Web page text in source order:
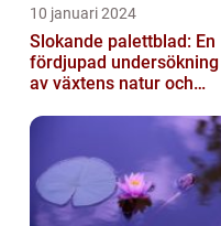
10 januari 2024
Slokande palettblad: En
fördjupad undersökning
av växtens natur och